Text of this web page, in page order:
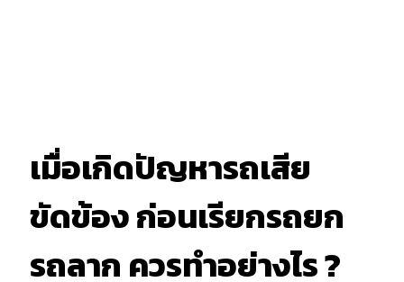
เมื่อเกิดปัญหารถเสีย
ขัดข้อง ก่อนเรียกรถยก
รถลาก ควรทำอย่างไร ?